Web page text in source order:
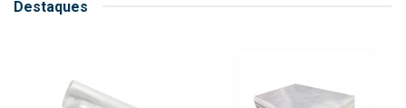
Destaques